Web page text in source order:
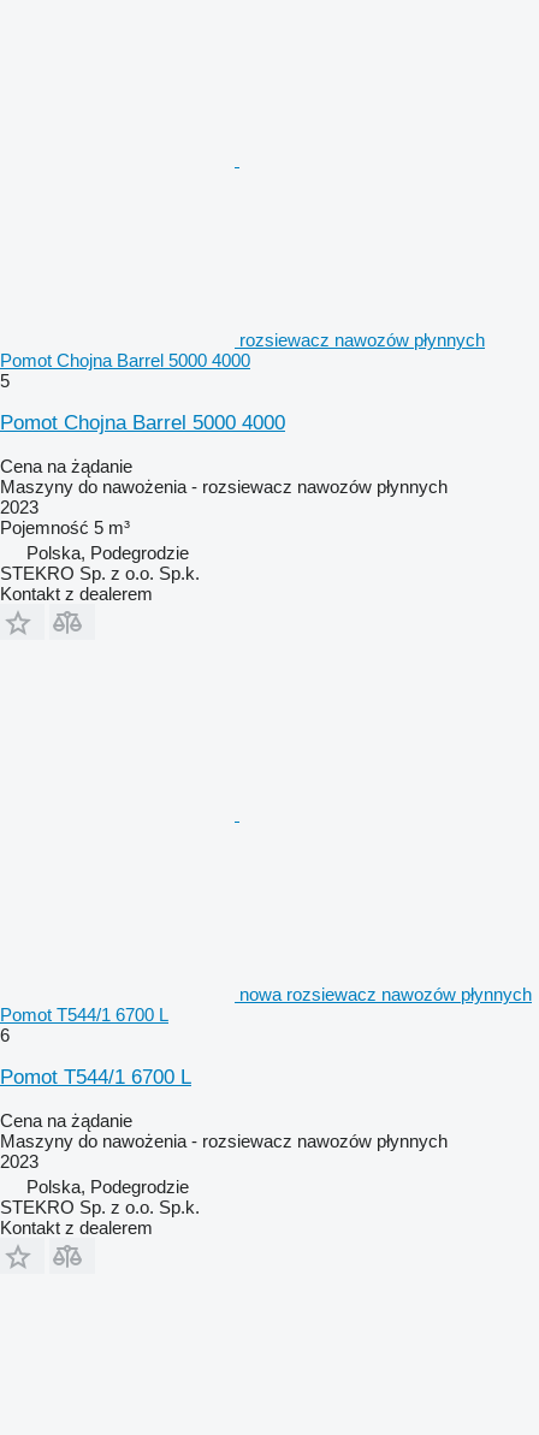
rozsiewacz nawozów płynnych
Pomot Chojna Barrel 5000 4000
5
Pomot Chojna Barrel 5000 4000
Cena na żądanie
Maszyny do nawożenia - rozsiewacz nawozów płynnych
2023
Pojemność 5 m³
Polska, Podegrodzie
STEKRO Sp. z o.o. Sp.k.
Kontakt z dealerem
nowa rozsiewacz nawozów płynnych
Pomot T544/1 6700 L
6
Pomot T544/1 6700 L
Cena na żądanie
Maszyny do nawożenia - rozsiewacz nawozów płynnych
2023
Polska, Podegrodzie
STEKRO Sp. z o.o. Sp.k.
Kontakt z dealerem